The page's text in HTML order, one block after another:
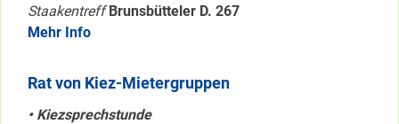
Staakentreff Brunsbütteler D. 267
Mehr Info
Rat von Kiez-Mietergruppen
• Kiezsprechstunde